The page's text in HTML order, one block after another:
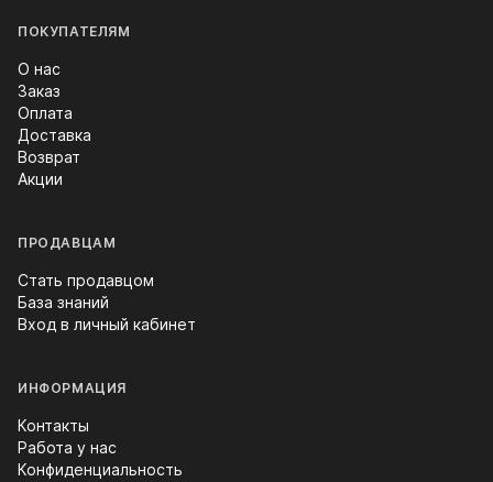
ПОКУПАТЕЛЯМ
О нас
Заказ
Оплата
Доставка
Возврат
Акции
ПРОДАВЦАМ
Стать продавцом
База знаний
Вход в личный кабинет
ИНФОРМАЦИЯ
Контакты
Работа у нас
Конфиденциальность